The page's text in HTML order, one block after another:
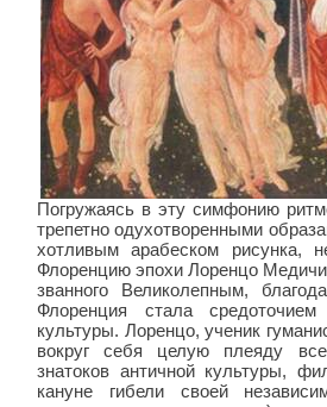
Погружаясь в эту симфонию
трепетно одухотворенны­ми
хотливым арабеском рисунка,
Флоренцию эпохи Лоренцо
званного Великолепным,
Флоренция стала
культуры. Лоренцо, ученик
вокруг себя целую плеяду
знатоков античной культуры,
кануне гибели своей